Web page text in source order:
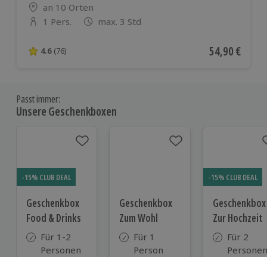
Standort
an 10 Orten
Anzahl der Teilnehmer
1 Pers. max. 3 Std
4.6 von 5 Sternen basierend auf 76 Bewertungen
4.6 (76) Aktueller
54,90 €
Passt immer:
Unsere Geschenkboxen
-15% CLUB DEAL
Geschenkbox
Food & Drinks
Für 1-2
Personen
Geschenkbox
Zum Wohl
Für 1
Person
-15% CLUB DEAL
Geschenkbox
Zur Hochzeit
Für 2
Personen